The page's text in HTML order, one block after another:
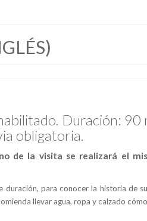
Duración:
obligatoria.
de la visita se realizará el
para conocer la historia de
llevar agua, ropa y calzado